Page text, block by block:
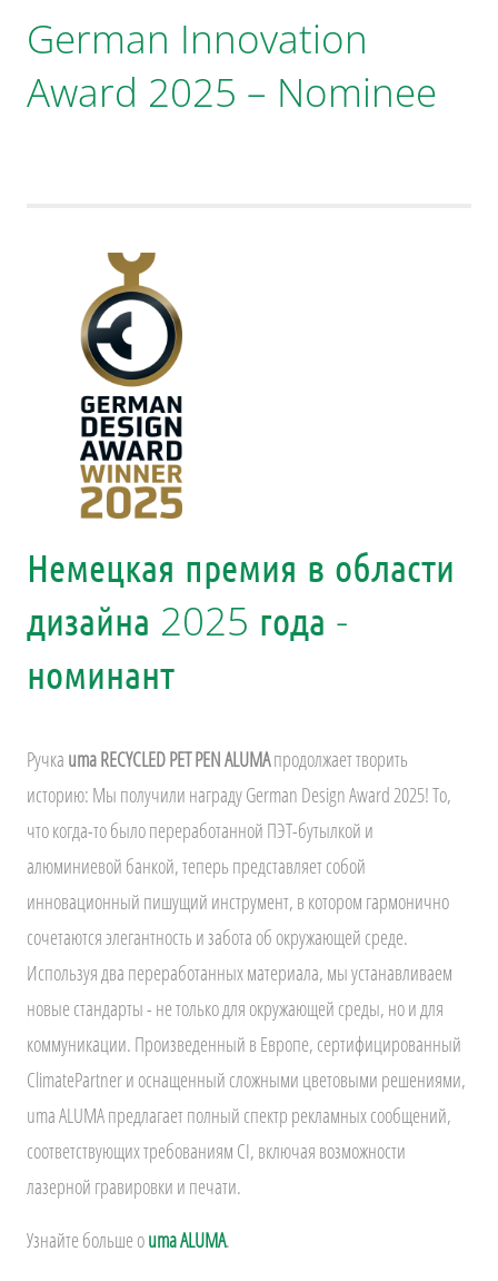
German Innovation
Award 2025 – Nominee
Немецкая премия в области
дизайна 2025 года -
номинант
Ручка uma RECYCLED PET PEN ALUMAпродолжает творить
историю: Мы получили награду German Design Award 2025! То,
что когда-то было переработанной ПЭТ-бутылкой и
алюминиевой банкой, теперь представляет собой
инновационный пишущий инструмент, в котором гармонично
сочетаются элегантность и забота об окружающей среде.
Используя два переработанных материала, мы устанавливаем
новые стандарты - не только для окружающей среды, но и для
коммуникации. Произведенный в Европе, сертифицированный
ClimatePartner и оснащенный сложными цветовыми решениями,
uma ALUMA предлагает полный спектр рекламных сообщений,
соответствующих требованиям CI, включая возможности
лазерной гравировки и печати.
Узнайте больше оuma ALUMA.